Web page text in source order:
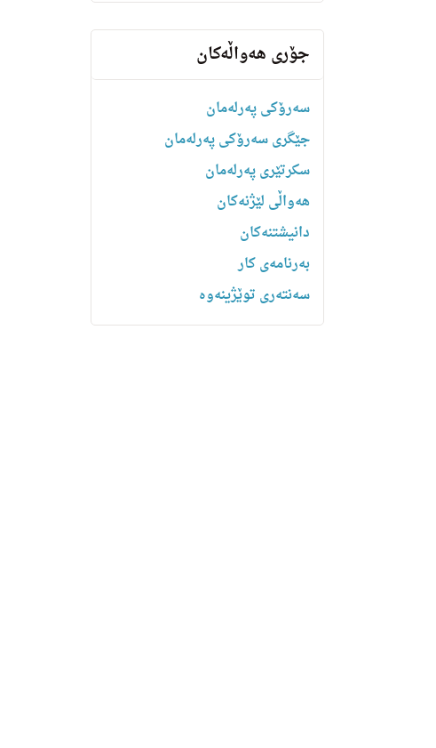
جۆری هەواڵەکان
سەرۆکی پەرلەمان
جێگری سەرۆکی پەرلەمان
سکرتێری پەرلەمان
هه‌واڵى لێژنه‌كان
دانیشتنه‌کان
بەرنامەی کار
سەنتەری توێژینەوە